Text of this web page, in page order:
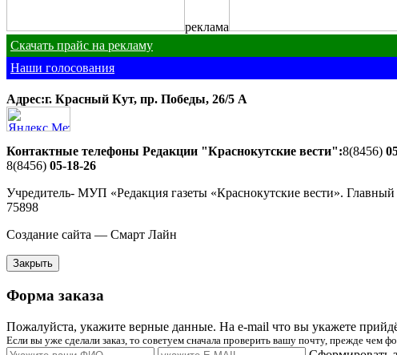
реклама
Скачать прайс на рекламу
Наши голосования
Адрес:г. Красный Кут, пр. Победы, 26/5 A
Контактные телефоны Редакции "Краснокутские вести":8(8456)
8(8456) 05-18-26
Учредитель- МУП «Редакция газеты «Краснокутские вести».
75898
Создание сайта — Смарт Лайн
Закрыть
Форма заказа
Пожалуйста, укажите верные данные. На e-mail что вы укажете
Если вы уже сделали заказ, то советуем сначала проверить вашу почту, прежде чем